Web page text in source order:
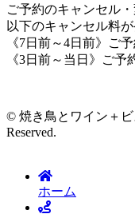
ご予約のキャンセル
以下のキャンセル料
《7日前～4日前》ご
《3日前～当日》ご予
© 焼き鳥とワイン＋
Reserved.
ホーム